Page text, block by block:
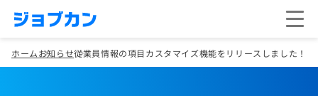
ホームお知らせ従業員情報の項目カスタマイズ機能をリリースしました！